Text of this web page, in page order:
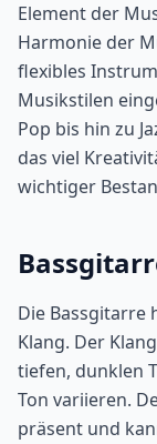
Element der
Harmonie der
flexibles
Musikstilen
Pop bis hin zu
das viel
wichtiger
Die Bassgitarre
Klang. Der
tiefen, dunklen
Ton variieren.
präsent und